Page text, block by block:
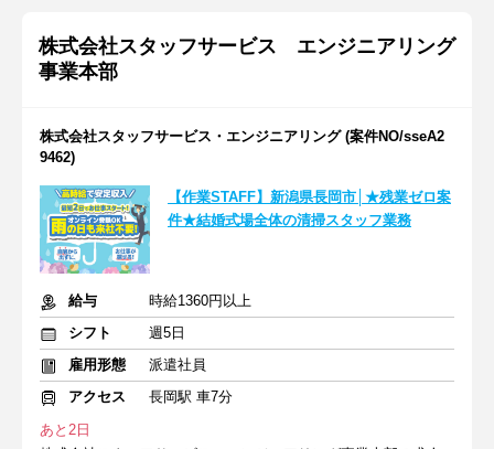
株式会社スタッフサービス エンジニアリング
事業本部
株式会社スタッフサービス・エンジニアリング (案件NO/sseA2
9462)
【作業STAFF】新潟県長岡市│★残業ゼロ案
件★結婚式場全体の清掃スタッフ業務
給与
時給1360円以上
シフト
週5日
雇用形態
派遣社員
アクセス
長岡駅 車7分
あと2日